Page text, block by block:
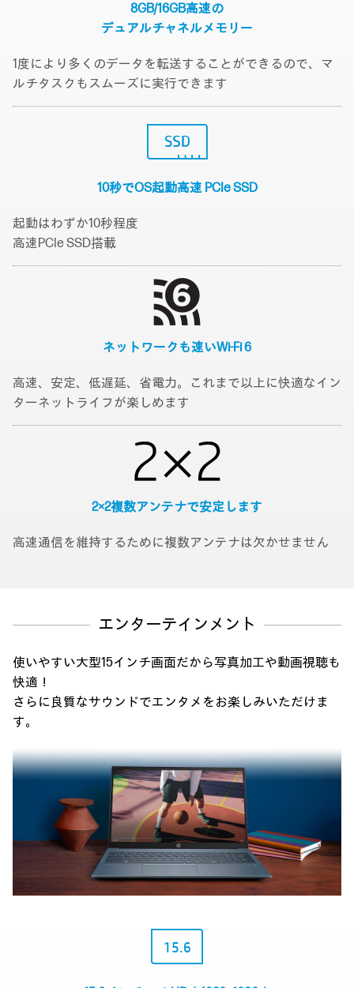
8GB/16GB高速の
デュアルチャネルメモリー
1度により多くのデータを転送することができるので、マ
ルチタスクもスムーズに実行できます
10秒でOS起動高速 PCIe SSD
起動はわずか10秒程度
高速PCIe SSD搭載
ネットワークも速いWi-Fi 6
高速、安定、低遅延、省電力。これまで以上に快適なイン
ターネットライフが楽しめます
2×2複数アンテナで安定します
高速通信を維持するために複数アンテナは欠かせません
エンターテインメント
使いやすい大型15インチ画面だから写真加工や動画視聴も
快適！
さらに良質なサウンドでエンタメをお楽しみいただけま
す。
15.6